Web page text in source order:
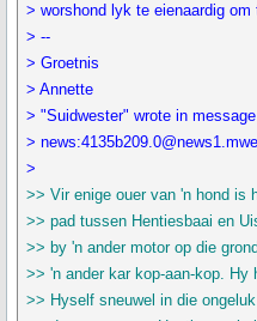
> worshond lyk te eienaardig om
> --
> Groetnis
> Annette
> "Suidwester" wrote in message
>
>
>> Vir enige ouer van 'n hond is
>> pad tussen Hentiesbaai en
>> by 'n ander motor op die
>> 'n ander kar kop-aan-kop.
>> Hyself sneuwel in die